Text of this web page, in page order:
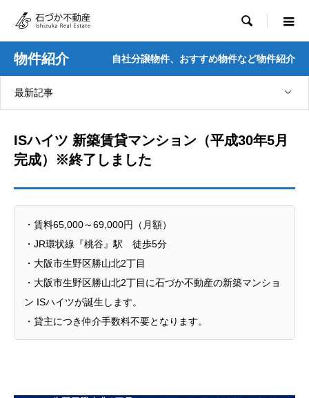

物件紹介 自社分譲物件、おすすめ物件など物件紹介
最新記事
ISハイツ 新築賃貸マンション（平成30年5月
完成）※終了しました
・賃料65,000～69,000円（月額）
・JR環状線『桃谷』駅 徒歩5分
・大阪市生野区勝山北2丁目
・大阪市生野区勝山北2丁目に石づか不動産の新築マンショ
ン ISハイツが誕生します。
・貸主につき仲介手数料不要となります。